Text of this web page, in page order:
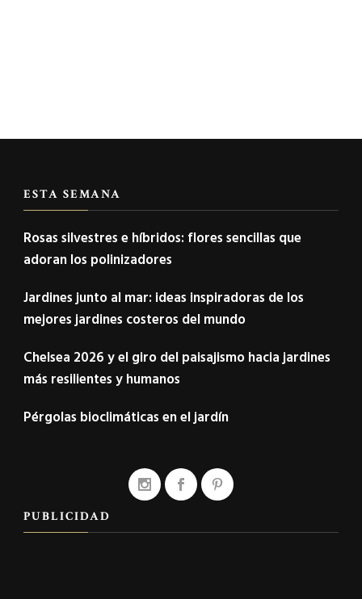
ESTA SEMANA
Rosas silvestres e híbridos: flores sencillas que
adoran los polinizadores
Jardines junto al mar: ideas inspiradoras de los
mejores jardines costeros del mundo
Chelsea 2026 y el giro del paisajismo hacia jardines
más resilientes y humanos
Pérgolas bioclimáticas en el jardín
PUBLICIDAD